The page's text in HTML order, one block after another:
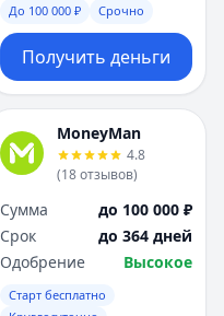
До 100 000 ₽ Срочно
Получить деньги
MoneyMan
4.8
(18отзывов)
Сумма
до 100 000 ₽
Срок
до 364 дней
Одобрение
Высокое
Старт бесплатно